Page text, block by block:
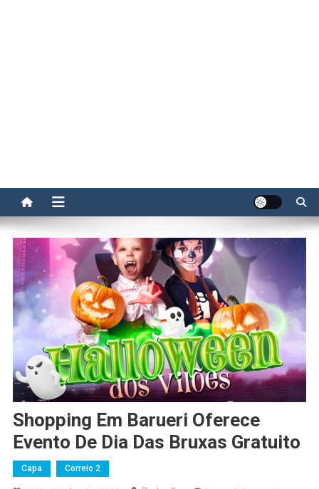
Shopping Em Barueri Oferece
Evento De Dia Das Bruxas Gratuito
Capa Correio 2